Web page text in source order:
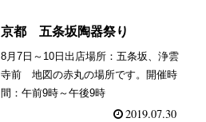
京都 五条坂陶器祭り
8月7日～10日出店場所：五条坂、浄雲
寺前 地図の赤丸の場所です。開催時
間：午前9時～午後9時
2019.07.30